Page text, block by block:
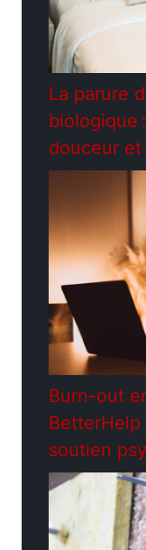
La parure
biologique
douceur
Burn-out
BetterHelp
soutien